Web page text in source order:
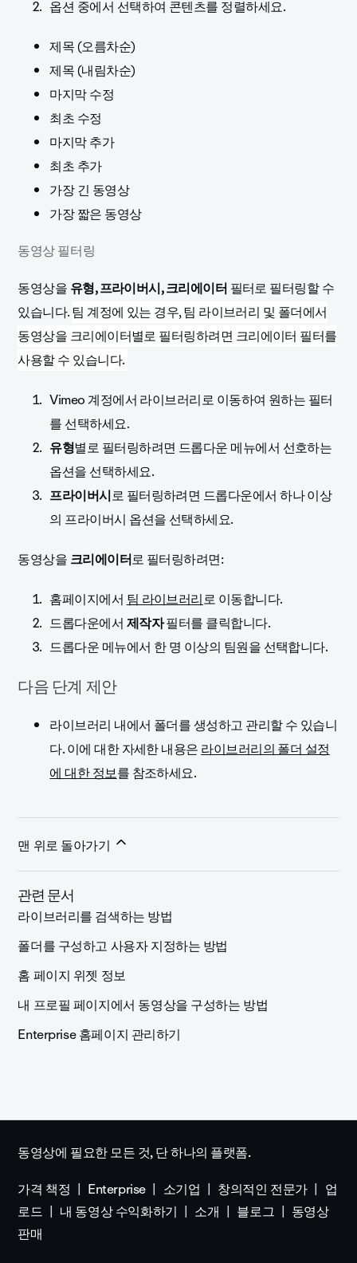
옵션 중에서 선택하여 콘텐츠를 정렬하세요.
제목 (오름차순)
제목 (내림차순)
마지막 수정
최초 수정
마지막 추가
최초 추가
가장 긴 동영상
가장 짧은 동영상
동영상 필터링
동영상을유형, 프라이버시, 크리에이터필터로 필터링할 수
있습니다.팀 계정에 있는 경우, 팀 라이브러리 및 폴더에서
동영상을 크리에이터별로 필터링하려면 크리에이터 필터를
사용할 수 있습니다.
Vimeo 계정에서 라이브러리로 이동하여 원하는 필터
를 선택하세요.
유형별로 필터링하려면 드롭다운 메뉴에서 선호하는
옵션을 선택하세요.
프라이버시로 필터링하려면 드롭다운에서 하나 이상
의 프라이버시 옵션을 선택하세요.
동영상을크리에이터로 필터링하려면:
홈페이지에서팀 라이브러리로 이동합니다.
드롭다운에서제작자필터를 클릭합니다.
드롭다운 메뉴에서 한 명 이상의 팀원을 선택합니다.
다음 단계 제안
라이브러리 내에서 폴더를 생성하고 관리할 수 있습니
다. 이에 대한 자세한 내용은라이브러리의 폴더 설정
에 대한 정보를 참조하세요.
맨 위로 돌아가기
관련 문서
라이브러리를 검색하는 방법
폴더를 구성하고 사용자 지정하는 방법
홈 페이지 위젯 정보
내 프로필 페이지에서 동영상을 구성하는 방법
Enterprise 홈페이지 관리하기
동영상에 필요한 모든 것, 단 하나의 플랫폼.
가격 책정
Enterprise 소기업 창의적인 전문가
업
로드
내 동영상 수익화하기 소개 블로그
동영상
판매